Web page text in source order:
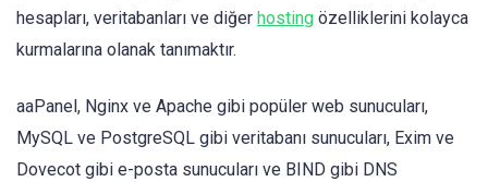
hesapları, veritabanları ve diğer hosting özelliklerini kolayca
kurmalarına olanak tanımaktır.
aaPanel, Nginx ve Apache gibi popüler web sunucuları,
MySQL ve PostgreSQL gibi veritabanı sunucuları, Exim ve
Dovecot gibi e-posta sunucuları ve BIND gibi DNS